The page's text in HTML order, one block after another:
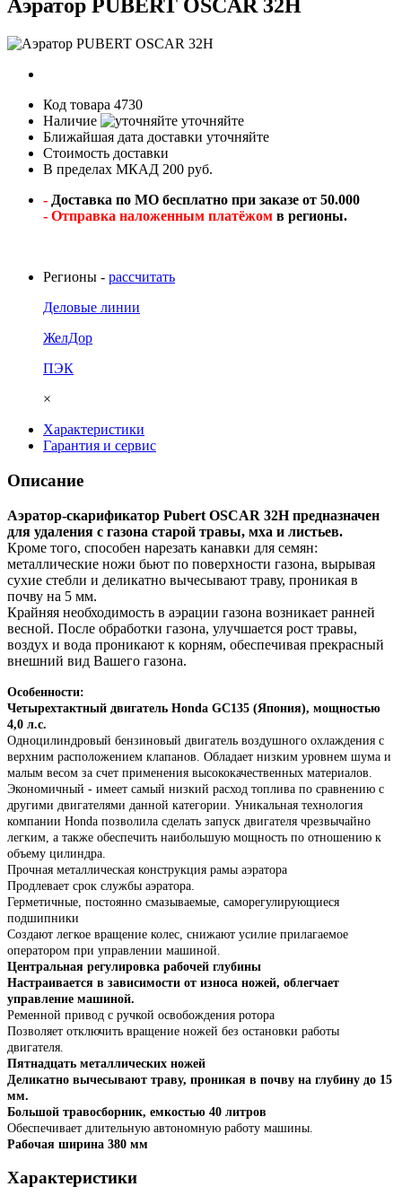
Аэратор PUBERT OSCAR 32H
Код товара 4730
Наличие
уточняйте
Ближайшая дата доставки уточняйте
Стоимость доставки
В пределах МКАД 200 руб.
- Доставка по МО бесплатно при заказе от 50.000
- Отправка наложенным платёжом в регионы.
Регионы - рассчитать
Деловые линии
ЖелДор
ПЭК
×
Характеристики
Гарантия и сервис
Описание
Аэратор-скарификатор Pubert OSCAR 32H предназначен
для удаления с газона старой травы, мха и листьев.
Кроме того, способен нарезать канавки для семян:
металлические ножи бьют по поверхности газона, вырывая
сухие стебли и деликатно вычесывают траву, проникая в
почву на 5 мм.
Крайняя необходимость в аэрации газона возникает ранней
весной. После обработки газона, улучшается рост травы,
воздух и вода проникают к корням, обеспечивая прекрасный
внешний вид Вашего газона.
Особенности:
Четырехтактный двигатель Honda GC135 (Япония), мощностью
4,0 л.с.
Одноцилиндровый бензиновый двигатель воздушного охлаждения с
верхним расположением клапанов. Обладает низким уровнем шума и
малым весом за счет применения высококачественных материалов.
Экономичный - имеет самый низкий расход топлива по сравнению с
другими двигателями данной категории. Уникальная технология
компании Honda позволила сделать запуск двигателя чрезвычайно
легким, а также обеспечить наибольшую мощность по отношению к
объему цилиндра.
Прочная металлическая конструкция рамы аэратора
Продлевает срок службы аэратора.
Герметичные, постоянно смазываемые, саморегулирующиеся
подшипники
Создают легкое вращение колес, снижают усилие прилагаемое
оператором при управлении машиной.
Центральная регулировка рабочей глубины
Настраивается в зависимости от износа ножей, облегчает
управление машиной.
Ременной привод с ручкой освобождения ротора
Позволяет отключить вращение ножей без остановки работы
двигателя.
Пятнадцать металлических ножей
Деликатно вычесывают траву, проникая в почву на глубину до 15
мм.
Большой травосборник, емкостью 40 литров
Обеспечивает длительную автономную работу машины.
Рабочая ширина 380 мм
Характеристики